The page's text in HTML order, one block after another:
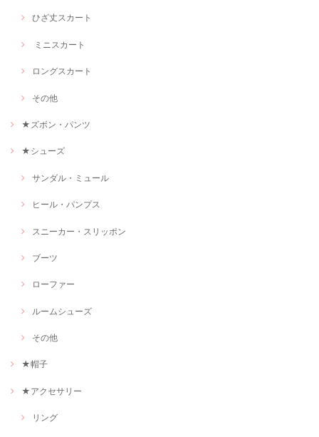
ひざ丈スカート
ミニスカート
ロングスカート
その他
★ズボン・パンツ
★シューズ
サンダル・ミュール
ヒール・パンプス
スニーカー・スリッポン
ブーツ
ローファー
ルームシューズ
その他
★帽子
★アクセサリー
リング